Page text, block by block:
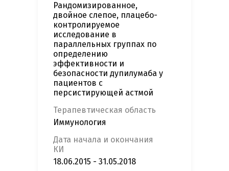
Рандомизированное,
двойное слепое, плацебо-
контролируемое
исследование в
параллельных группах по
определению
эффективности и
безопасности дупилумаба у
пациентов с
персистирующей астмой
Терапевтическая область
Иммунология
Дата начала и окончания
КИ
18.06.2015 - 31.05.2018